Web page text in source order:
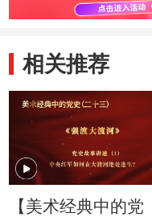
相关推荐
【美术经典中的党